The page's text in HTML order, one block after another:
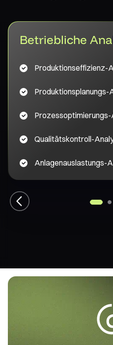
Betriebliche
Produktionseffizienz-
Produktionsplanungs-
Qualitätskontroll-
Anlagenauslastungs-
1 2
Previous